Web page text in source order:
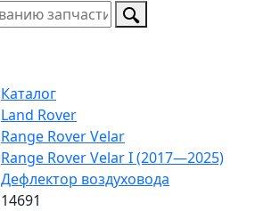
Каталог
Land Rover
Range Rover Velar
Range Rover Velar I (2017—2025)
Дефлектор воздуховода
14691